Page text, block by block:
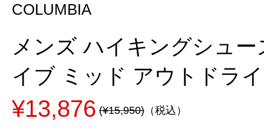
COLUMBIA
メンズ ハイキングシュ
イブ ミッド アウトドラ
¥13,876 (¥15,950) （税込）